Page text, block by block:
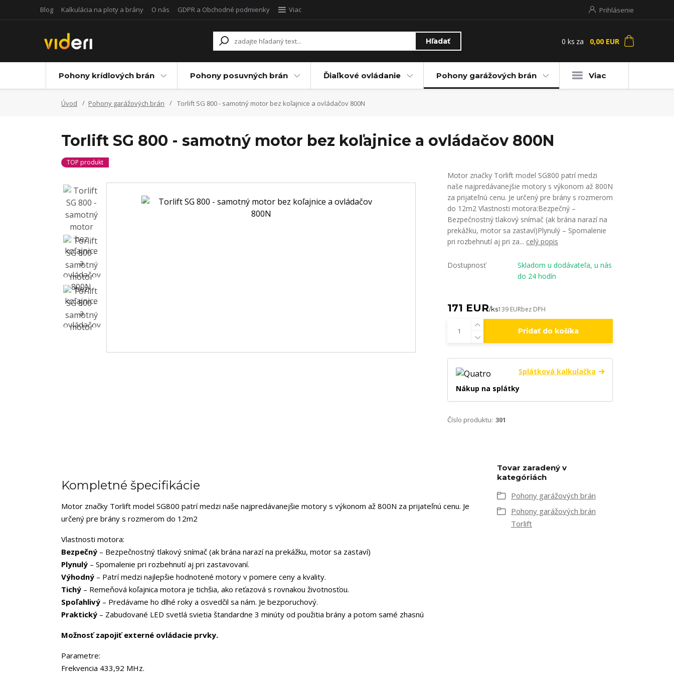
Blog Kalkulácia na ploty a brány O nás GDPR a Obchodné podmienky Viac Prihlásenie
Hľadať 0 ks za 0,00 EUR
Pohony krídlových brán Pohony posuvných brán Ďiaľkové ovládanie Pohony garážových brán Viac
Úvod Pohony garážových brán Torlift SG 800 - samotný motor bez koľajnice a ovládačov 800N
Torlift SG 800 - samotný motor bez koľajnice a ovládačov 800N
TOP produkt
Motor značky Torlift model SG800 patrí medzi
naše najpredávanejšie motory s výkonom až 800N
za prijateľnú cenu. Je určený pre brány s rozmerom
do 12m2 Vlastnosti motora:Bezpečný –
Bezpečnostný tlakový snímač (ak brána narazí na
prekážku, motor sa zastaví)Plynulý – Spomalenie
pri rozbehnutí aj pri za... celý popis
Dostupnosť
Skladom u dodávateľa, u nás
do 24 hodín
171 EUR/ks139 EURbez DPH
Pridať do košíka
Splátková kalkulačka
Nákup na splátky
Číslo produktu: 301
Kompletné špecifikácie
Motor značky Torlift model SG800 patrí medzi naše najpredávanejšie motory s výkonom až 800N za prijateľnú cenu. Je
určený pre brány s rozmerom do 12m2
Vlastnosti motora:
Bezpečný – Bezpečnostný tlakový snímač (ak brána narazí na prekážku, motor sa zastaví)
Plynulý – Spomalenie pri rozbehnutí aj pri zastavovaní.
Výhodný – Patrí medzi najlepšie hodnotené motory v pomere ceny a kvality.
Tichý – Remeňová koľajnica motora je tichšia, ako reťazová s rovnakou životnosťou.
Spoľahlivý – Predávame ho dlhé roky a osvedčil sa nám. Je bezporuchový.
Praktický – Zabudované LED svetlá svietia štandardne 3 minúty od použitia brány a potom samé zhasnú
Možnosť zapojiť externé ovládacie prvky.
Parametre:
Frekvencia 433,92 MHz.
Tovar zaradený v
kategóriách
Pohony garážových brán
Pohony garážových brán
Torlift